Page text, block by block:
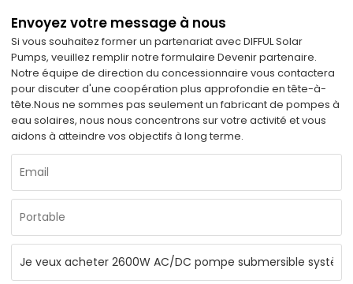
Envoyez votre message à nous
Si vous souhaitez former un partenariat avec DIFFUL Solar
Pumps, veuillez remplir notre formulaire Devenir partenaire.
Notre équipe de direction du concessionnaire vous contactera
pour discuter d'une coopération plus approfondie en tête-à-
tête.Nous ne sommes pas seulement un fabricant de pompes à
eau solaires, nous nous concentrons sur votre activité et vous
aidons à atteindre vos objectifs à long terme.